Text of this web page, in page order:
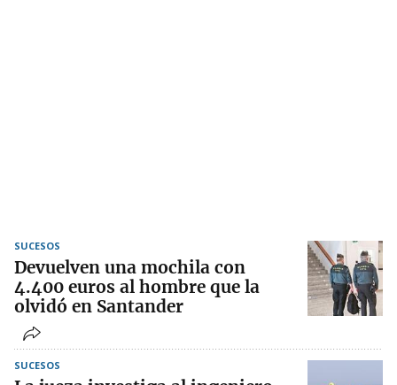
SUCESOS
Devuelven una mochila con
4.400 euros al hombre que la
olvidó en Santander
SUCESOS